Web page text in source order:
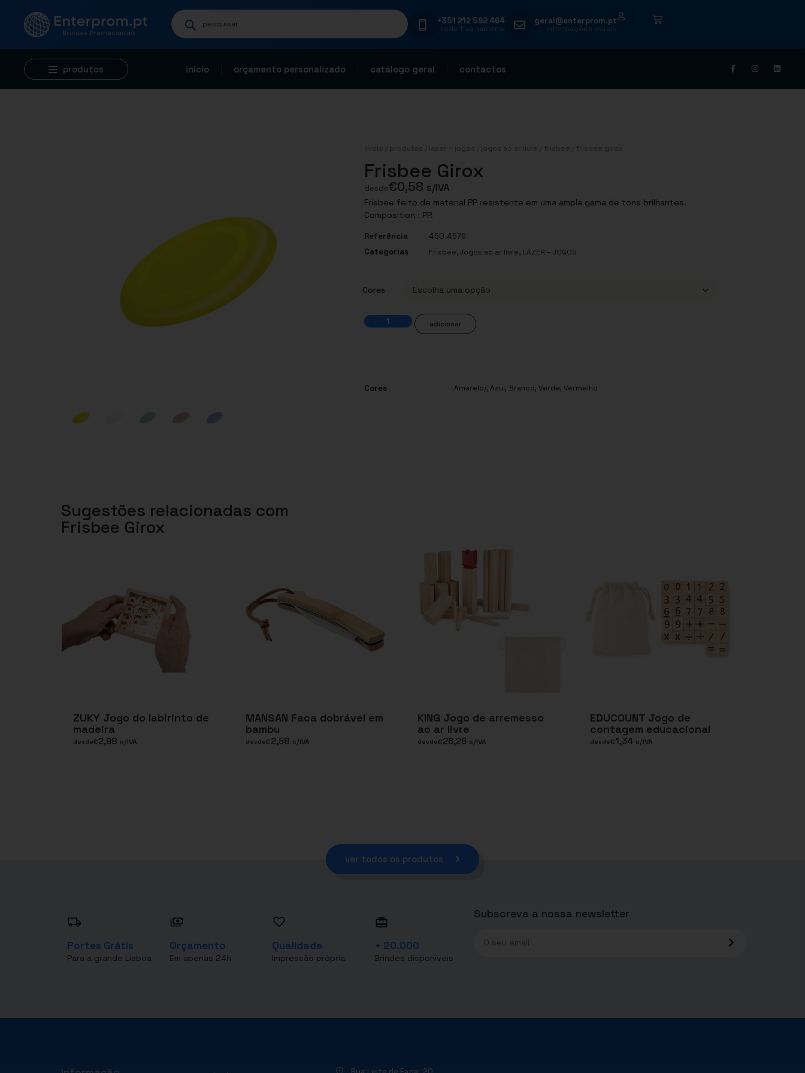
+351 212 592 464
rede fixa nacional
geral@enterprom.pt
informações gerais
produtos início orçamento personalizado catálogo geral contactos
início produtos lazer – jogos jogos ao ar livre frisbee / frisbee girox
Frisbee Girox
desde€0,58 s/IVA
Frisbee feito de material PP resistente em uma ampla gama de tons brilhantes.
Composition : PP.
Referência
450.4579
Categorias
Frisbee,Jogos ao ar livre, LAZER – JOGOS
Cores
adicionar
Cores Amarelo/, Azul, Branco, Verde, Vermelho
Sugestões relacionadas com
Frisbee Girox
ZUKY Jogo do labirinto de
madeira
desde€2,98 s/IVA
MANSAN Faca dobrável em
bambu
desde€2,58 s/IVA
KING Jogo de arremesso
ao ar livre
desde€26,26 s/IVA
EDUCOUNT Jogo de
contagem educacional
desde€1,34 s/IVA
ver todos os produtos
Portes Grátis
Para a grande Lisboa
Orçamento
Em apenas 24h
Qualidade
Impressão própria
+ 20.000
Brindes disponíveis
Subscreva a nossa newsletter